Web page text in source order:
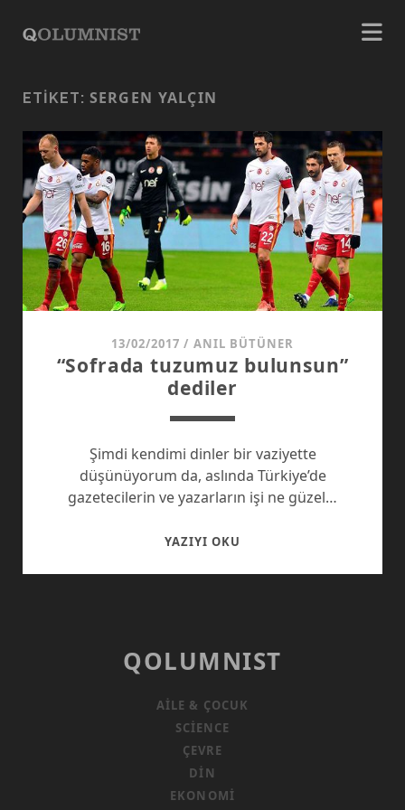
ETIKET: SERGEN YALÇIN
13/02/2017 / ANIL BÜTÜNER
“Sofrada tuzumuz bulunsun”
dediler
Şimdi kendimi dinler bir vaziyette
düşünüyorum da, aslında Türkiye’de
gazetecilerin ve yazarların işi ne güzel…
YAZIYI OKU
QOLUMNIST
AILE & ÇOCUK
SCIENCE
ÇEVRE
DIN
EKONOMI